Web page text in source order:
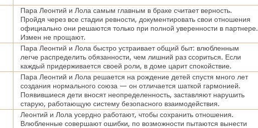
Пара Леонтий и Лола самым главным в браке считает верность.
Пройдя через все стадии ревности, документировать свои отношения
официально они решаются только при полной уверенности в партнере.
Измен не прощают.
Пара Леонтий и Лола быстро устраивает общий быт: влюбленным
легче распределить обязанности, чем лишний раз ссориться. Если
каждый придерживается своей роли, в доме царит спокойствие.
Пара Леонтий и Лола решается на рождение детей спустя много лет
создания нормального союза — он отличается шаткой гармонией.
Появившиеся дети вносят неопределенность, заставляют нарушить
старую, работающую систему безопасного взаимодействия.
Леонтий и Лола усердно работают, чтобы сохранить отношения.
Влюбленные совершают ошибки, по возможности пытаются вынести